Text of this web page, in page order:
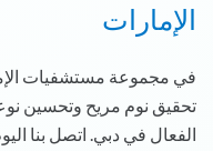
الإمارات
في مجموعة مستشفيات
تحقيق نوم مريح وتحسين
الفعال في دبي. اتصل بنا